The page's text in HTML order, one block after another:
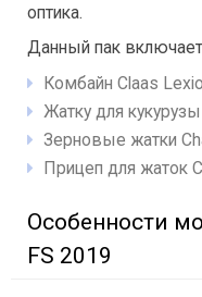
оптика.
Данный пак
Комбайн Claas
Жатку для
Зерновые жатки
Прицеп для жаток
Особенности
FS 2019